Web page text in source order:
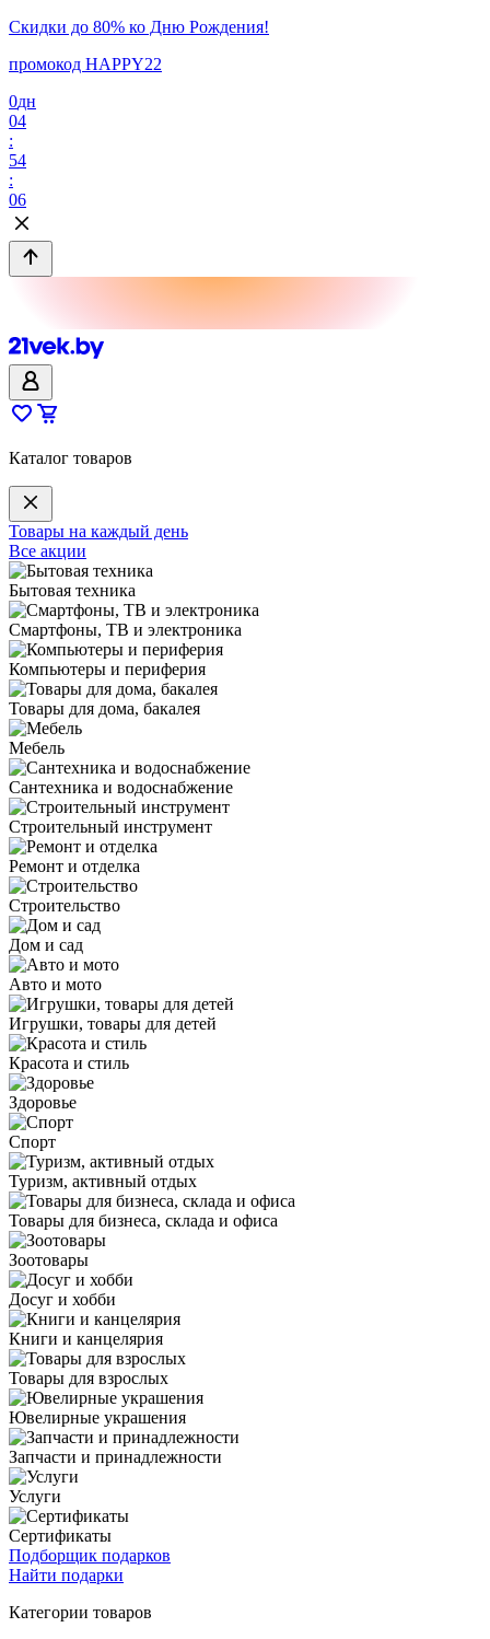
Скидки до 80% ко Дню Рождения!
промокод HAPPY22
0дн
04
:
54
:
06
Каталог товаров
Товары на каждый день
Все акции
Бытовая техника
Смартфоны, ТВ и электроника
Компьютеры и периферия
Товары для дома, бакалея
Мебель
Сантехника и водоснабжение
Строительный инструмент
Ремонт и отделка
Строительство
Дом и сад
Авто и мото
Игрушки, товары для детей
Красота и стиль
Здоровье
Спорт
Туризм, активный отдых
Товары для бизнеса, склада и офиса
Зоотовары
Досуг и хобби
Книги и канцелярия
Товары для взрослых
Ювелирные украшения
Запчасти и принадлежности
Услуги
Сертификаты
Подборщик подарков
Найти подарки
Категории товаров